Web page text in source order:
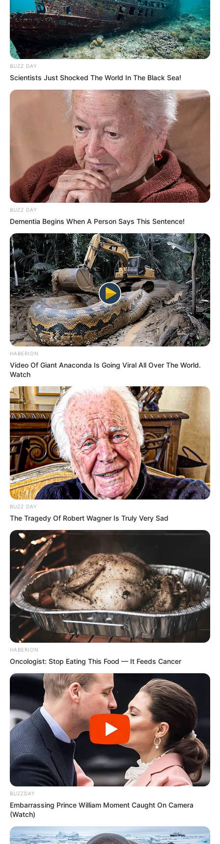
BUZZ DAY
Scientists Just Shocked The World In The Black Sea!
BUZZ DAY
Dementia Begins When A Person Says This Sentence!
HABERION
Video Of Giant Anaconda Is Going Viral All Over The World.
Watch
BUZZ DAY
The Tragedy Of Robert Wagner Is Truly Very Sad
HABERION
Oncologist: Stop Eating This Food — It Feeds Cancer
BUZZDAY
Embarrassing Prince William Moment Caught On Camera
(Watch)